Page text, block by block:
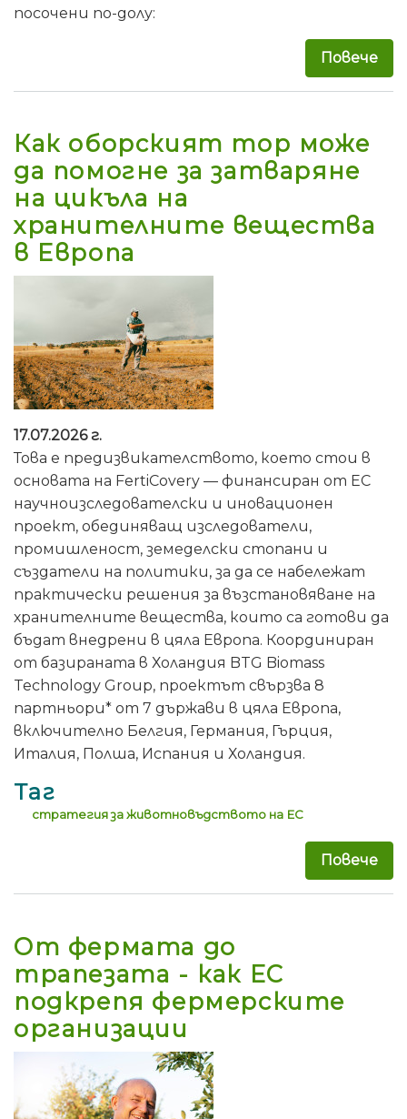
посочени по-долу:
Повече
Как оборският тор може
да помогне за затваряне
на цикъла на
хранителните вещества
в Европа
17.07.2026 г.
Това е предизвикателството, което стои в
основата на FertiCovery — финансиран от ЕС
научноизследователски и иновационен
проект, обединяващ изследователи,
промишленост, земеделски стопани и
създатели на политики, за да се набележат
практически решения за възстановяване на
хранителните вещества, които са готови да
бъдат внедрени в цяла Европа. Координиран
от базираната в Холандия BTG Biomass
Technology Group, проектът свързва 8
партньори* от 7 държави в цяла Европа,
включително Белгия, Германия, Гърция,
Италия, Полша, Испания и Холандия.
Таг
стратегия за животновъдството на ЕС
Повече
От фермата до
трапезата - как ЕС
подкрепя фермерските
организации